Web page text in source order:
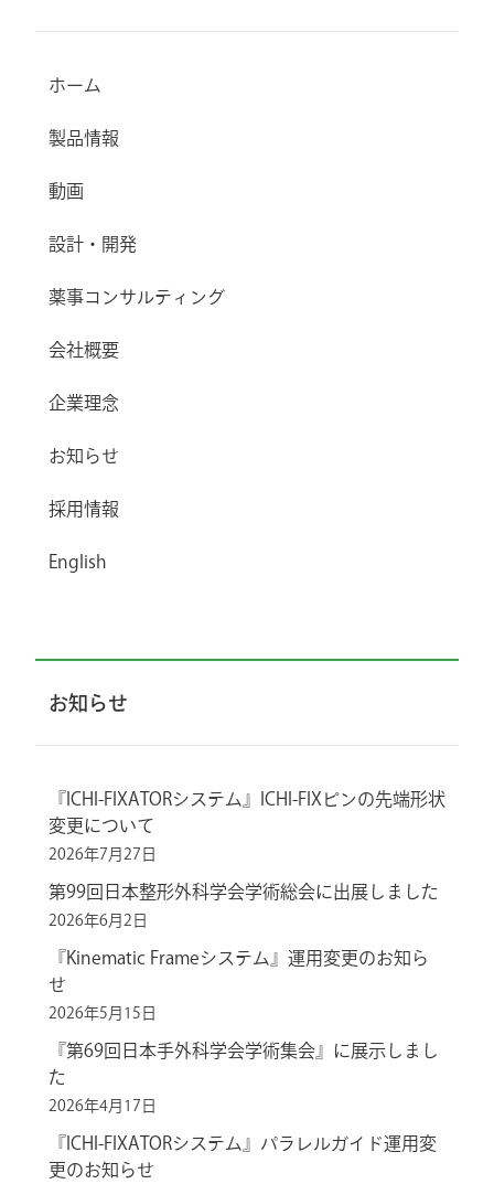
ホーム
製品情報
動画
設計・開発
薬事コンサルティング
会社概要
企業理念
お知らせ
採用情報
English
お知らせ
『ICHI-FIXATORシステム』ICHI-FIXピンの先端形状
変更について
2026年7月27日
第99回日本整形外科学会学術総会に出展しました
2026年6月2日
『Kinematic Frameシステム』運用変更のお知ら
せ
2026年5月15日
『第69回日本手外科学会学術集会』に展示しまし
た
2026年4月17日
『ICHI-FIXATORシステム』パラレルガイド運用変
更のお知らせ